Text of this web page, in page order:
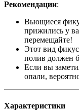
Рекомендации:
Вьющиеся
прижились у
перемещайте!
Этот вид
полив должен
Если вы
опали,
Характеристики